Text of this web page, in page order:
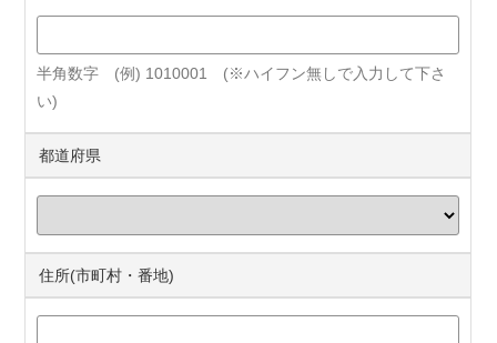
半角数字 (例) 1010001 (※ハイフン無しで入力して下さ
い)
都道府県
住所(市町村・番地)